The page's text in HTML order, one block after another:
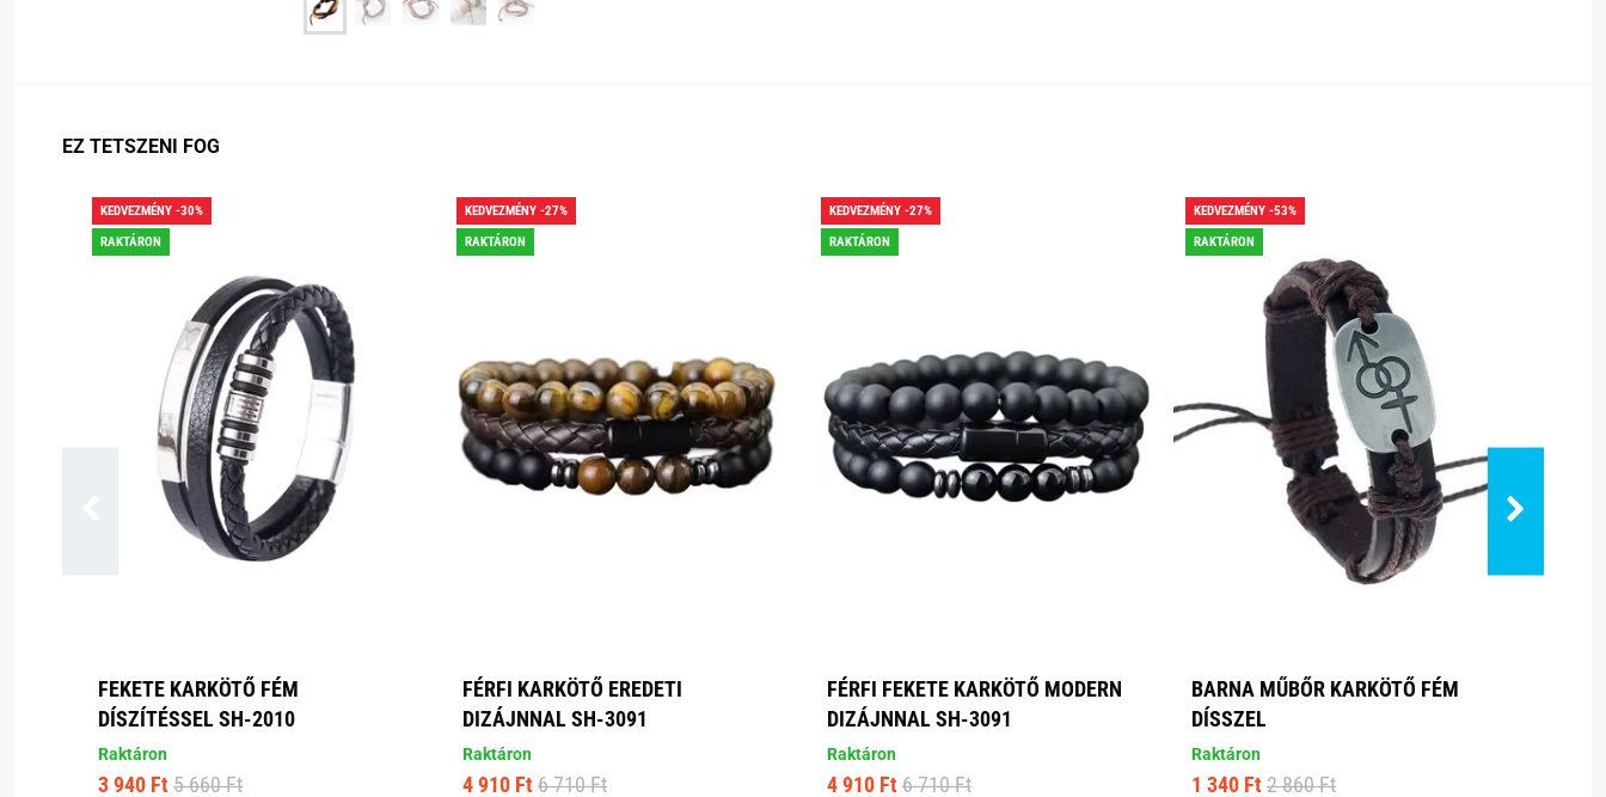
EZ TETSZENI FOG
KEDVEZMÉNY -30%
RAKTÁRON
FEKETE KARKÖTŐ FÉM
DÍSZÍTÉSSEL SH-2010
Raktáron
3 940 Ft 5 660 Ft
KEDVEZMÉNY -27%
RAKTÁRON
FÉRFI KARKÖTŐ EREDETI
DIZÁJNNAL SH-3091
Raktáron
4 910 Ft 6 710 Ft
KEDVEZMÉNY -27%
RAKTÁRON
FÉRFI FEKETE KARKÖTŐ MODERN
DIZÁJNNAL SH-3091
Raktáron
4 910 Ft 6 710 Ft
KEDVEZMÉNY -53%
RAKTÁRON
BARNA MŰBŐR KARKÖTŐ FÉM
DÍSSZEL
Raktáron
1 340 Ft 2 860 Ft